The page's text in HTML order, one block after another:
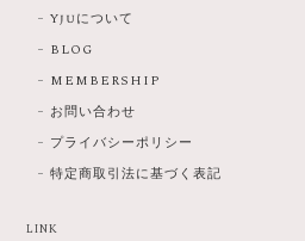
Yjuについて
BLOG
MEMBERSHIP
お問い合わせ
プライバシーポリシー
特定商取引法に基づく表記
LINK